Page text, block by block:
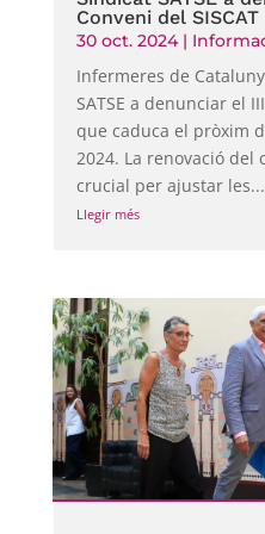
Conveni del SISCAT
30 oct. 2024|
Infermeres de
SATSE a denunciar el
que caduca el pròxim
2024. La renovació del
crucial per ajustar les...
Llegir més